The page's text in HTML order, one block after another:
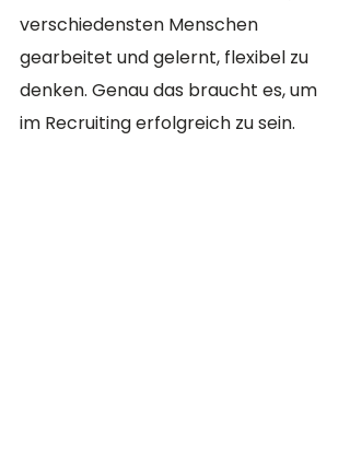
verschiedensten Menschen
gearbeitet und gelernt, flexibel zu
denken. Genau das braucht es, um
im Recruiting erfolgreich zu sein.